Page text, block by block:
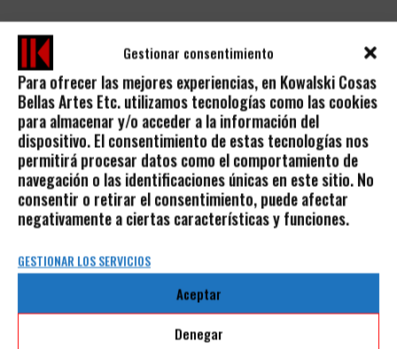
Gestionar consentimiento
Para ofrecer las mejores experiencias, en Kowalski Cosas
Bellas Artes Etc. utilizamos tecnologías como las cookies
para almacenar y/o acceder a la información del
dispositivo. El consentimiento de estas tecnologías nos
permitirá procesar datos como el comportamiento de
navegación o las identificaciones únicas en este sitio. No
consentir o retirar el consentimiento, puede afectar
negativamente a ciertas características y funciones.
GESTIONAR LOS SERVICIOS
Aceptar
Denegar
XTEMOS ELEMENT
GALLERY CAROUSEL
AVISO LEGAL